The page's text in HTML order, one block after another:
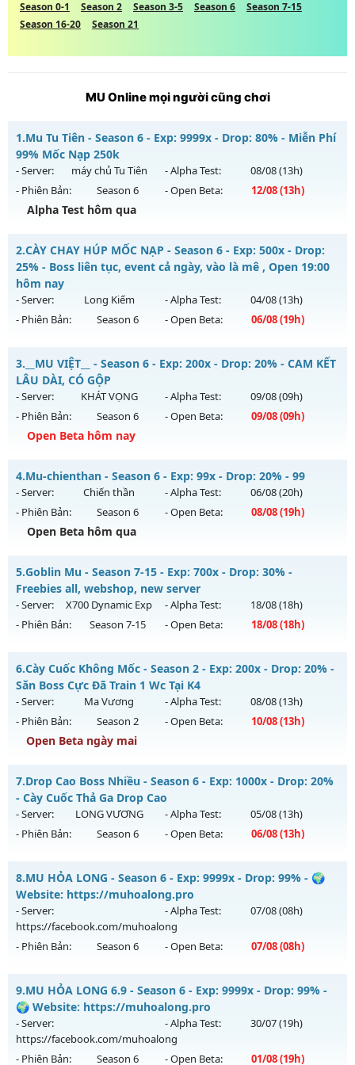
Season 0-1 Season 2 Season 3-5 Season 6
Season 7-15
Season 16-20
Season 21
MU Online mọi người cũng chơi
1.Mu Tu Tiên - Season 6 - Exp: 9999x - Drop: 80% - Miễn Phí
99% Mốc Nạp 250k
- Server: máy chủ Tu Tiên - Alpha Test: 08/08(13h)
- Phiên Bản:
Season 6 - Open Beta: 12/08(13h)
Alpha Test hôm qua
Mu Tu Tiên - Miễn Phí 99% Mốc Nạp 250k
Mu mới ra tháng 08 2026 - Mở máy chủmáy chủ Tu Tiên
vào 13h ngày 12/08/2626
Exp: 9999x - Drop: 80%
Thể loại: Mu Bán Đồ Full Trong Shop
Antihack: Shark
2.CÀY CHAY HÚP MỐC NẠP - Season 6 - Exp: 500x - Drop:
25% - Boss liên tục, event cả ngày, vào là mê , Open 19:00
hôm nay
- Server: Long Kiếm - Alpha Test: 04/08(13h)
- Phiên Bản:
Season 6 - Open Beta: 06/08(19h)
CÀY CHAY HÚP MỐC NẠP - Boss liên tục, event cả ngày, vào
là mê , Open 19:00 hôm nay
Mu mới ra tháng 08 2026 - Mở máy chủ
Long Kiếmvào 19h
ngày 06/08/2626
Exp: 500x - Drop: 25%
Thể loại: Mu Nguyên bản Webzen
Antihack: VIP SHIELD
3. __MU VIỆT__ - Season 6 - Exp: 200x - Drop: 20% - CAM KẾT
LÂU DÀI, CÓ GỘP
- Server: KHÁT VỌNG - Alpha Test: 09/08(09h)
- Phiên Bản:
Season 6 - Open Beta: 09/08(09h)
Open Beta hôm nay
__MU VIỆT__ - CAM KẾT LÂU DÀI, CÓ GỘP
Mu mới ra tháng 08 2026 - Mở máy chủ
KHÁT VỌNGvào
09h ngày 09/08/2626
Exp: 200x - Drop: 20%
Thể loại: Mu Nguyên bản Webzen
Antihack: GoldShield
4.Mu-chienthan - Season 6 - Exp: 99x - Drop: 20% - 99
- Server: Chiến thần - Alpha Test: 06/08(20h)
- Phiên Bản:
Season 6 - Open Beta: 08/08(19h)
Open Beta hôm qua
Mu-chienthan - 99
Mu mới ra tháng 08 2026 - Mở máy chủ
ngày 08/08/2626
Exp: 99x - Drop: 20%
Thể loại: Mu Nguyên bản Webzen
Antihack: Anti 8x
5.Goblin Mu - Season 7-15 - Exp: 700x - Drop: 30% -
Freebies all, webshop, new server
- Server: X700 Dynamic Exp - Alpha Test: 18/08(18h)
- Phiên Bản:
Season 7-15 - Open Beta: 18/08(18h)
Goblin Mu - Freebies all, webshop, new server
Mu mới ra tháng 08 2026 - Mở máy chủ
vào 18h ngày 18/08/2626
Exp: 700x - Drop: 30%
Kiểu reset: Reset In Game
Antihack: Yes-Anti
6.Cày Cuốc Không Mốc - Season 2 - Exp: 200x - Drop: 20% -
Săn Boss Cực Đã Train 1 Wc Tại K4
- Server: Ma Vương - Alpha Test: 08/08(13h)
- Phiên Bản:
Season 2 - Open Beta: 10/08(13h)
Open Beta ngày mai
Cày Cuốc Không Mốc - Săn Boss Cực Đã Train 1 Wc Tại K4
Mu mới ra tháng 08 2026 - Mở máy chủ
ngày 10/08/2626
Exp: 200x - Drop: 20%
Thể loại: Mu Nguyên bản Webzen
Antihack: GameGuard
7.Drop Cao Boss Nhiều - Season 6 - Exp: 1000x - Drop: 20%
- Cày Cuốc Thả Ga Drop Cao
- Server: LONG VƯƠNG - Alpha Test: 05/08(13h)
- Phiên Bản:
Season 6 - Open Beta: 06/08(13h)
Drop Cao Boss Nhiều - Cày Cuốc Thả Ga Drop Cao
Mu mới ra tháng 08 2026 - Mở máy chủ
13h ngày 06/08/2626
Exp: 1000x - Drop: 20%
Thể loại: Mu Nguyên bản Webzen
Antihack: GameGuard
8.MU HỎA LONG - Season 6 - Exp: 9999x - Drop: 99% - 🌍
Website: https://muhoalong.pro
- Server:
https://facebook.com/muhoalong
- Alpha Test: 07/08(08h)
- Phiên Bản: Season 6 - Open Beta: 07/08(08h)
MU HỎA LONG - 🌍 Website: https://muhoalong.pro
Mu mới ra tháng 08 2026 - Mở máy chủ
https://facebook.com/muhoalongvào 08h ngày
07/08/2626
Exp: 9999x - Drop: 99%
9.MU HỎA LONG 6.9 - Season 6 - Exp: 9999x - Drop: 99% -
🌍 Website: https://muhoalong.pro
- Server:
https://facebook.com/muhoalong
- Alpha Test: 30/07(19h)
- Phiên Bản: Season 6 - Open Beta: 01/08(19h)